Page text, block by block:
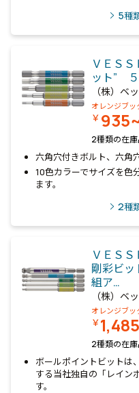
5種
ＶＥＳ
ット”
（株）ベ
オレンジブッ
￥
2種類の在
六角穴付きボルト、六角
10色カラーでサイズを色
ます。
2種
ＶＥＳ
剛彩ビ
組ア…
（株）ベ
オレンジブッ
￥
2種類の在
ボールポイントビットは
する当社独自の「レイン
す。